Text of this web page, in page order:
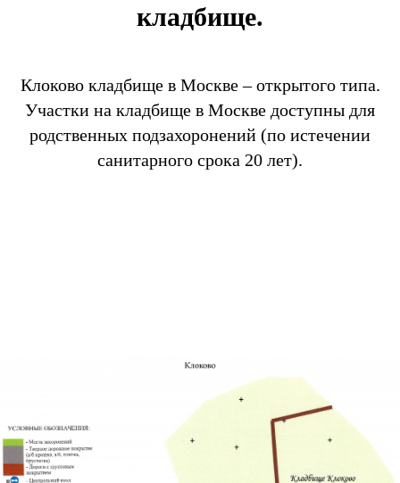
кладбище.
Клоково кладбище в Москве – открытого типа.
Участки на кладбище в Москве доступны для
родственных подзахоронений (по истечении
санитарного срока 20 лет).